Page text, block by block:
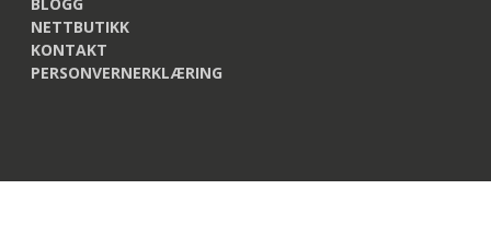
NETTBUTIKK
KONTAKT
PERSONVERNERKLÆRING